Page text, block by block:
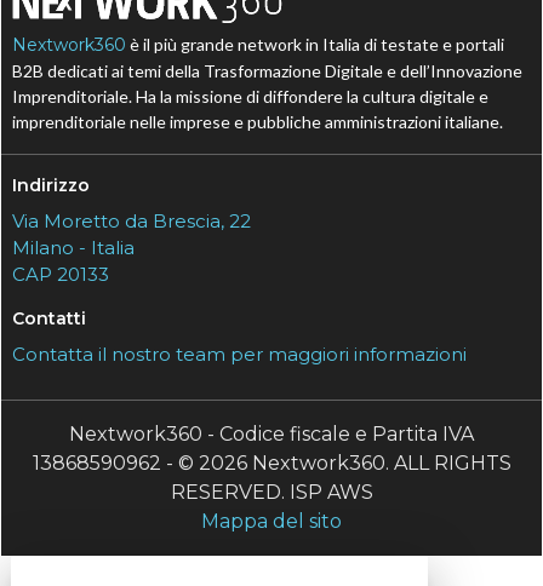
Nextwork360 è il più grande network in Italia di testate e portali
B2B dedicati ai temi della Trasformazione Digitale e dell’Innovazione
Imprenditoriale. Ha la missione di diffondere la cultura digitale e
imprenditoriale nelle imprese e pubbliche amministrazioni italiane.
Indirizzo
Via Moretto da Brescia, 22
Milano - Italia
CAP 20133
Contatti
Contatta il nostro team per maggiori informazioni
Nextwork360 - Codice fiscale e Partita IVA
13868590962 - © 2026 Nextwork360. ALL RIGHTS
RESERVED. ISP AWS
Mappa del sito